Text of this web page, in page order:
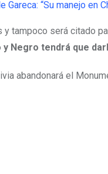
tampoco será citado
Negro tendrá que
abandonará el